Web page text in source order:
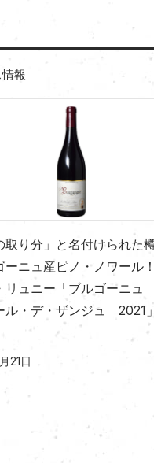
報
取り分」と名付けられた
ーニュ産ピノ・ノワール
リュニー「ブルゴーニ
ル・デ・ザンジュ 2021
21日